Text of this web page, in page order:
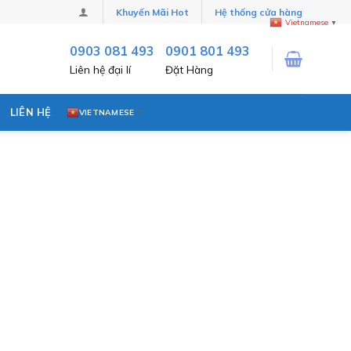
Khuyến Mãi Hot Hệ thống cửa hàng
0903 081 493
Liên hệ đại lí
0901 801 493
Đặt Hàng
LIÊN HỆ VIETNAMESE ▼
Vietnamese ▼